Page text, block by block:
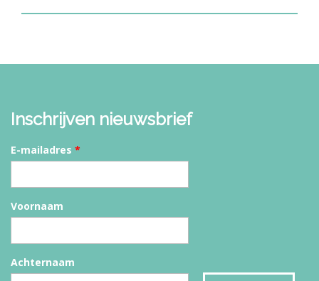
Inschrijven nieuwsbrief
E-mailadres *
Voornaam
Achternaam